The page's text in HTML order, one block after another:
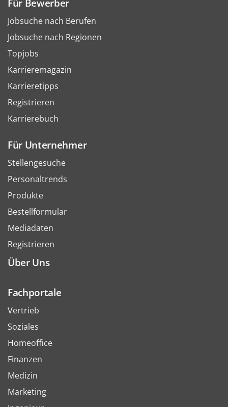
Für Bewerber
Jobsuche nach Berufen
Jobsuche nach Regionen
Topjobs
Karrieremagazin
Karrieretipps
Registrieren
Karrierebuch
Für Unternehmer
Stellengesuche
Personaltrends
Produkte
Bestellformular
Mediadaten
Registrieren
Über Uns
Fachportale
Vertrieb
Soziales
Homeoffice
Finanzen
Medizin
Marketing